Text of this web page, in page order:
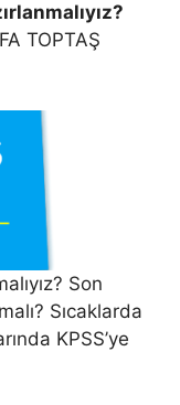
TOPTAŞ
Son
Sıcaklarda
KPSS’ye